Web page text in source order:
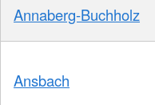
Annaberg-Buchholz
Ansbach